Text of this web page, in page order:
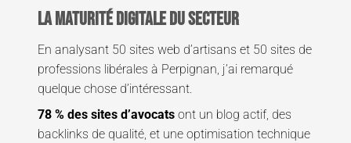
La maturité digitale du secteur
En analysant 50 sites web d’artisans et 50 sites de
professions libérales à Perpignan, j’ai remarqué
quelque chose d’intéressant.
78 % des sites d’avocats ont un blog actif, des
backlinks de qualité, et une optimisation technique